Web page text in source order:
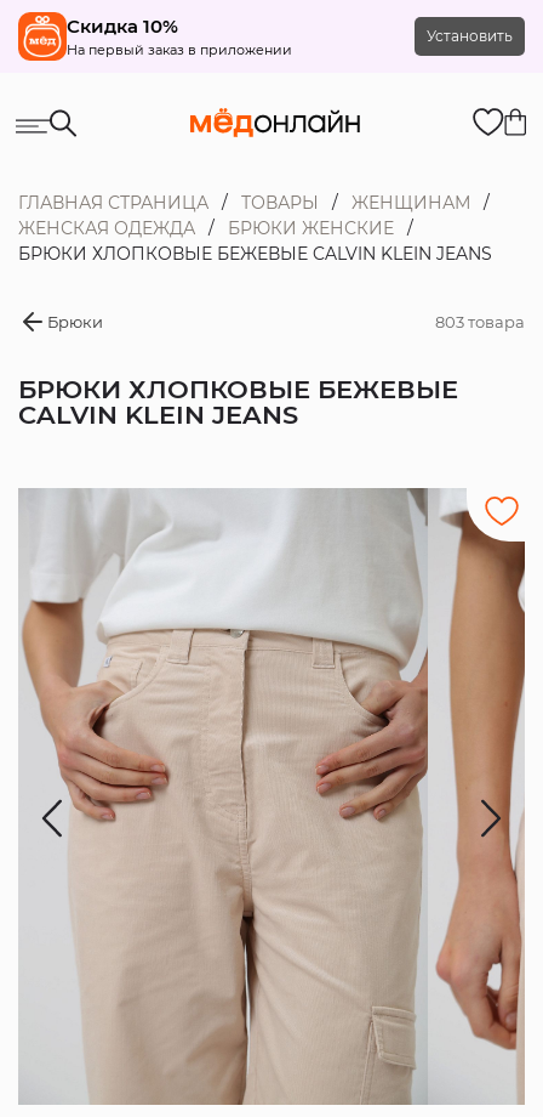
Скидка 10%
На первый заказ в приложении
Установить
ГЛАВНАЯ СТРАНИЦА ТОВАРЫ
ЖЕНЩИНАМ
ЖЕНСКАЯ ОДЕЖДА
БРЮКИ ЖЕНСКИЕ
БРЮКИ ХЛОПКОВЫЕ БЕЖЕВЫЕ CALVIN KLEIN JEANS
Брюки 803 товара
БРЮКИ ХЛОПКОВЫЕ БЕЖЕВЫЕ
CALVIN KLEIN JEANS